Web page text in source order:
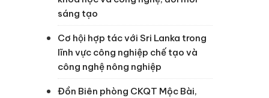
sáng tạo
Cơ hội hợp tác với Sri Lanka trong
lĩnh vực công nghiệp chế tạo và
công nghệ nông nghiệp
Đồn Biên phòng CKQT Mộc Bài,